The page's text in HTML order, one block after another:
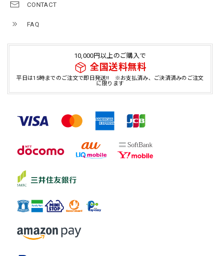
CONTACT
FAQ
10,000円以上のご購入で
全国送料無料
平日は15時までのご注文で即日発送!! ※お支払済み、ご決済済みのご注文
に限ります